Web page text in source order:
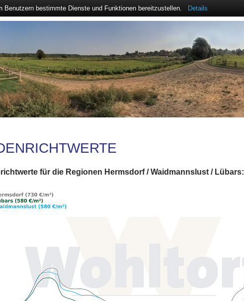
für die Regionen Hermsdorf / Waidmannslust / Lübars:
bestimmte Dienste und Funktionen bereitzustellen. Details